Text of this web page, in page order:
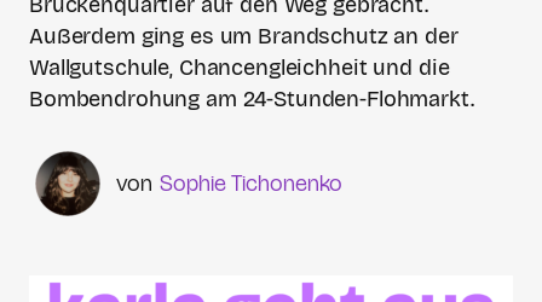
Außerdem ging es um Brandschutz an der
Wallgutschule, Chancengleichheit und die
Bombendrohung am 24-Stunden-Flohmarkt.
Sophie Tichonenko